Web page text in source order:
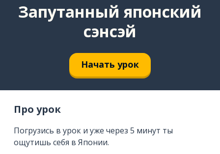
Запутанный японский
сэнсэй
Начать урок
Про урок
Погрузись в урок и уже через 5 минут ты
ощутишь себя в Японии.